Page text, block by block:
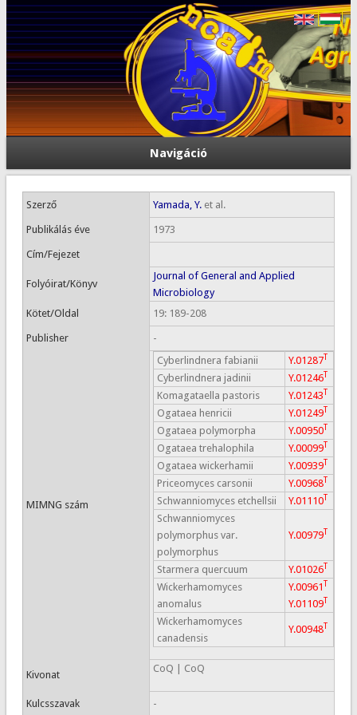
Navigáció
Szerző Yamada, Y.et al.
Publikálás éve 1973
Cím/Fejezet
Folyóirat/Könyv
Journal of General and Applied
Microbiology
Kötet/Oldal
19: 189-208
Publisher -
MIMNG szám
Cyberlindnera fabianii Y.01287T
Cyberlindnera jadinii Y.01246T
Komagataella pastoris Y.01243T
Ogataea henricii Y.01249T
Ogataea polymorpha Y.00950T
Ogataea trehalophila Y.00099T
Ogataea wickerhamii Y.00939T
Priceomyces carsonii Y.00968T
Schwanniomyces etchellsii Y.01110T
Schwanniomyces
polymorphus var.
polymorphus
Y.00979T
Starmera quercuum Y.01026T
Wickerhamomyces
anomalus
Y.00961T
Y.01109T
Wickerhamomyces
canadensis
Y.00948T
Kivonat
CoQ | CoQ
Kulcsszavak -